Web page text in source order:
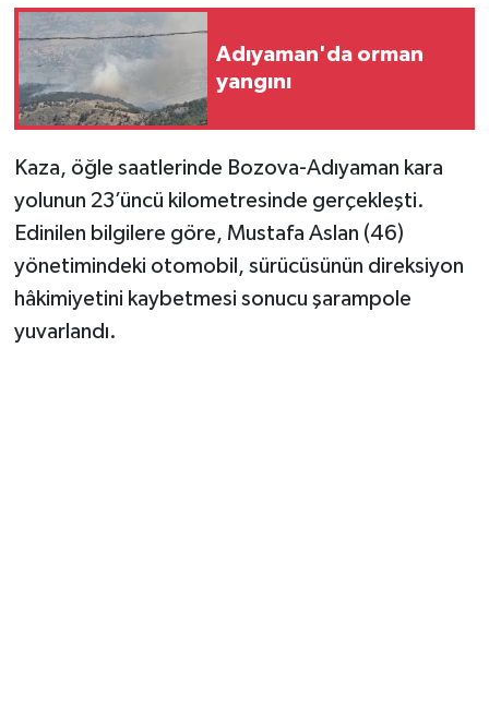
Adıyaman'da orman
yangını
Kaza, öğle saatlerinde Bozova-Adıyaman kara
yolunun 23’üncü kilometresinde gerçekleşti.
Edinilen bilgilere göre, Mustafa Aslan (46)
yönetimindeki otomobil, sürücüsünün direksiyon
hâkimiyetini kaybetmesi sonucu şarampole
yuvarlandı.
Sokak Hayvanlarını Sahiplendirme
Sonsöz Özel
Vasıta
Yaşam